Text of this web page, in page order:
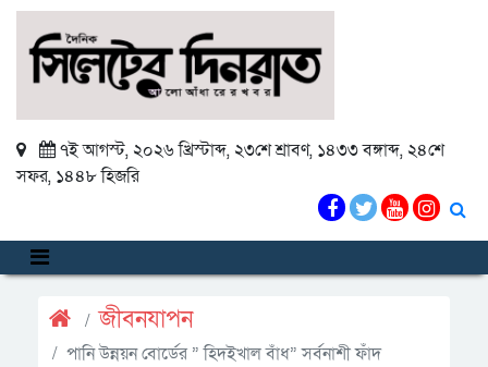
৭ই আগস্ট, ২০২৬ খ্রিস্টাব্দ, ২৩শে শ্রাবণ, ১৪৩৩ বঙ্গাব্দ, ২৪শে
সফর, ১৪৪৮ হিজরি
জীবনযাপন
পানি উন্নয়ন বোর্ডের ” হিদইখাল বাঁধ” সর্বনাশী ফাঁদ